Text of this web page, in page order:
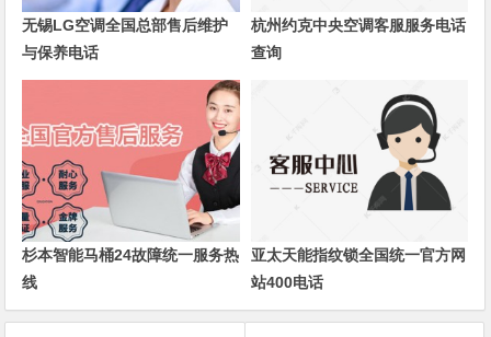
无锡LG空调全国总部售后维护
与保养电话
杭州约克中央空调客服服务电话
查询
杉本智能马桶24故障统一服务热
线
亚太天能指纹锁全国统一官方网
站400电话